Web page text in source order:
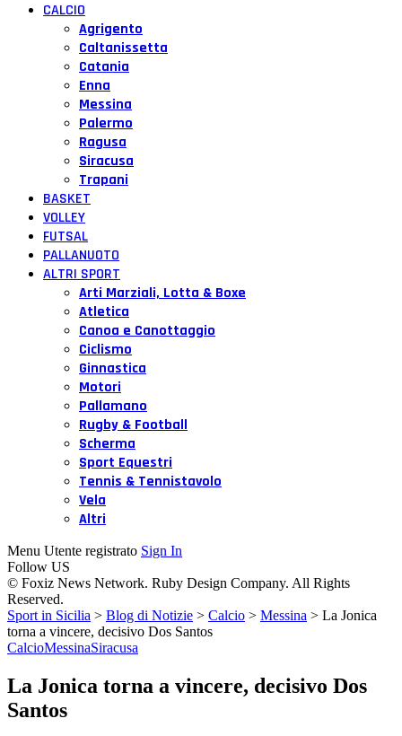
CALCIO
Agrigento
Caltanissetta
Catania
Enna
Messina
Palermo
Ragusa
Siracusa
Trapani
BASKET
VOLLEY
FUTSAL
PALLANUOTO
ALTRI SPORT
Arti Marziali, Lotta & Boxe
Atletica
Canoa e Canottaggio
Ciclismo
Ginnastica
Motori
Pallamano
Rugby & Football
Scherma
Sport Equestri
Tennis & Tennistavolo
Vela
Altri
Menu Utente registrato Sign In
Follow US
© Foxiz News Network. Ruby Design Company. All Rights
Reserved.
Sport in Sicilia > Blog di Notizie > Calcio > Messina > La Jonica
torna a vincere, decisivo Dos Santos
CalcioMessinaSiracusa
La Jonica torna a vincere, decisivo Dos
Santos